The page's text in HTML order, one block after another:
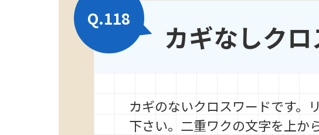
Q.118
カギなしク
カギのないクロスワードです。
下さい。二重ワクの文字を上か